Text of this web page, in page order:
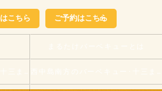
こちら ご予約はこちら